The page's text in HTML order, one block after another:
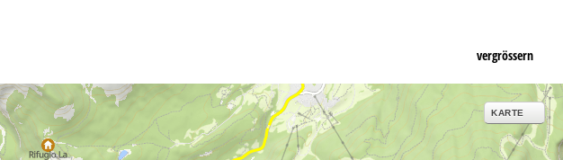
vergrössern
KARTE